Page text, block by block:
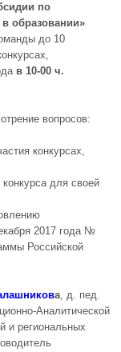
по
образовании»
до 10
в 10-00 ч.
вопросов:
конкурсах,
для своей
2017 года №
Российской
а, д. пед.
Аналитической
и региональных